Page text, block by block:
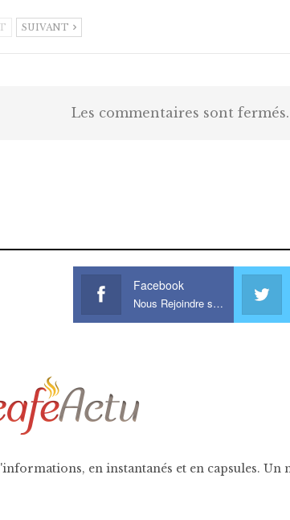
SUIVANT
Les commentaires sont fermés.
Facebook
Nous Rejoindre sur Facebook
en instantanés et en capsules.